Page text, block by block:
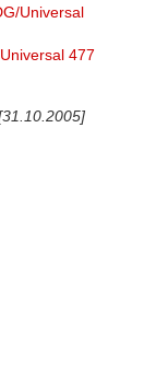
Universal
477